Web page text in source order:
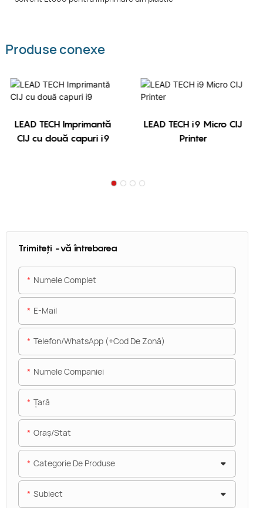
Produse conexe
LEAD TECH Imprimantă
CIJ cu două capuri i9
LEAD TECH i9 Micro CIJ
Printer
Trimiteți -vă întrebarea
Numele Complet
E-Mail
Telefon/WhatsApp (+Cod De Zonă)
Numele Companiei
Ţară
Oraș/stat
Categorie De Produse
Subiect